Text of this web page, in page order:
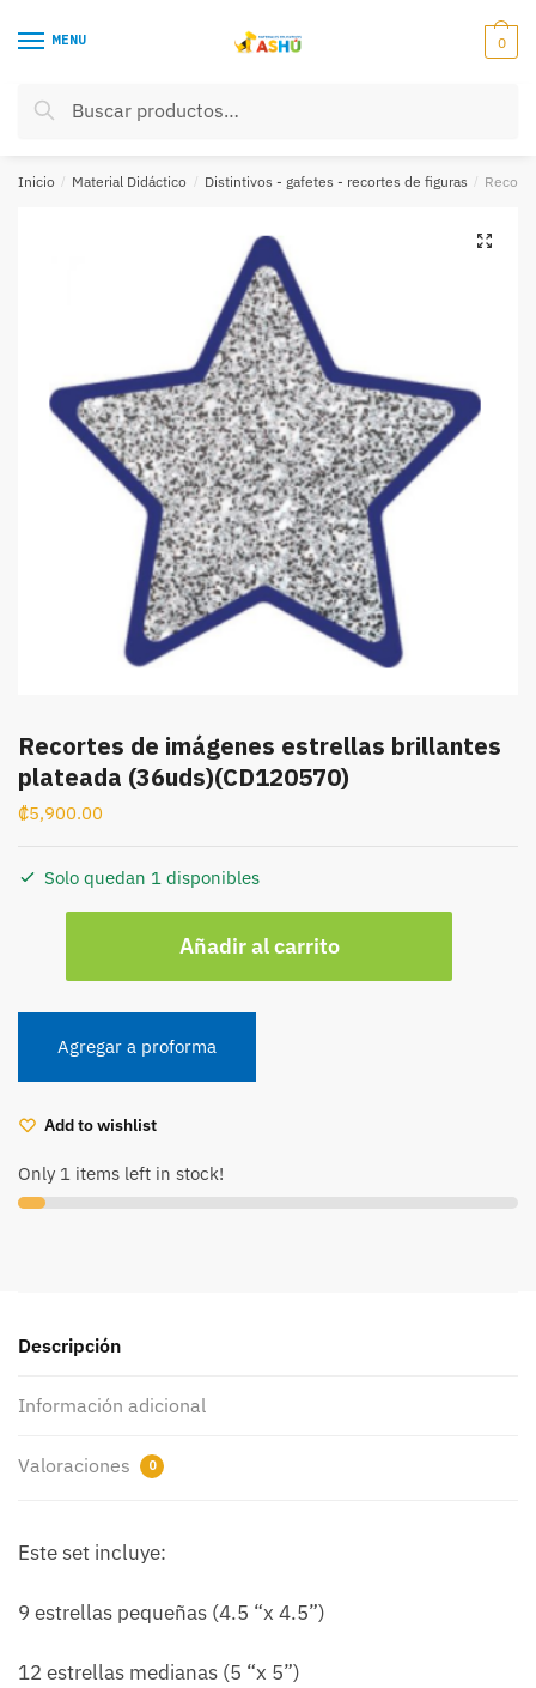
MENU
Buscar
Buscar
0
Inicio / Material Didáctico / Distintivos - gafetes - recortes de figuras /
Recortes de imágenes estrellas brillantes
plateada (36uds)(CD120570)
₡5,900.00
Solo quedan 1 disponibles
imágenes
estrellas
brillantes
(CD120570)
Añadir al carrito
Agregar a proforma
Add to wishlist
Only 1 items left in stock!
Descripción
Información adicional
Valoraciones 0
Este set incluye:
9 estrellas pequeñas (4.5 “x 4.5”)
12 estrellas medianas (5 “x 5”)